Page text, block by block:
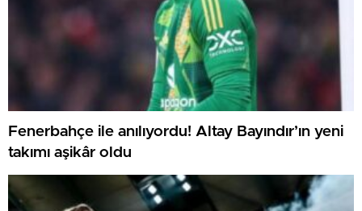
Fenerbahçe ile anılıyordu! Altay Bayındır’ın yeni
takımı aşikâr oldu